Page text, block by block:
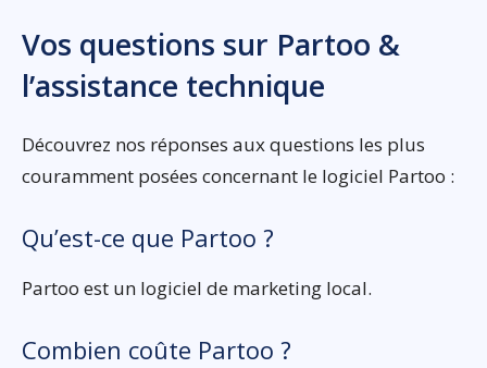
Vos questions sur Partoo &
l’assistance technique
Découvrez nos réponses aux questions les plus
couramment posées concernant le logiciel Partoo :
Qu’est-ce que Partoo ?
Partoo est un logiciel de marketing local.
Combien coûte Partoo ?